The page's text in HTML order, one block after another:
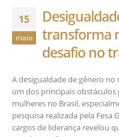
15
maio
transforma
desafio no
A desigualdade de gênero
um dos principais obstáculos
mulheres no Brasil,
pesquisa realizada pela Fesa
cargos de liderança revelou